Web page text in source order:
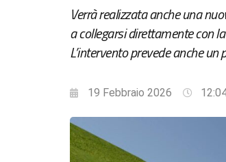
Verrà realizzata anche una
a collegarsi direttamente con
L’intervento prevede anche
19 Febbraio 2026